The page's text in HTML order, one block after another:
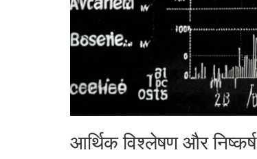
आर्थिक विश्लेषण और निष्कर्ष